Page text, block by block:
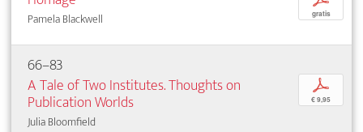
Pamela Blackwell gratis
66–83
A Tale of Two Institutes. Thoughts on
Publication Worlds
Julia Bloomfield
p
€ 9,95